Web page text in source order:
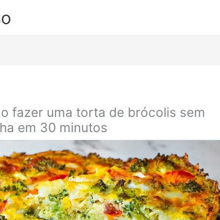
fazer uma torta de brócolis sem
em 30 minutos